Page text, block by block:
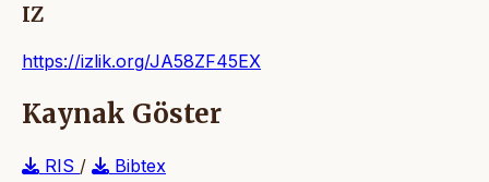
IZ
https://izlik.org/JA58ZF45EX
Kaynak Göster
RIS /
Bibtex